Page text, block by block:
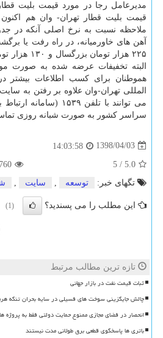
مدیرعامل رجا در مورد قیمت بلیت
قیمت بلیت قطار تهران- وان هم اكنون
ملاحظه نسبت به نرخ اصلی آنكه در
آهن های خاورمیانه، در راه رفت یا
۲۲۵ هزار
البته تخفیفات عرضه شده به صورت
هموطنان برای كسب اطلاعات بیشتر
می توانند با تلفن ۱۵۳۹
سراسر كشور به صورت شبانه روزی
1398/04/03
14:03:58
5.0
/
5
تگهای خبر:
توسعه , سایت ,
این مطلب را می پسندید؟ (1)
تازه ترین مطالب مرتبط
ثبات قیمت نفت در بازار جهانی
چالش جایگزینی سوخت های فسیلی در سایه بحران تنگه
انحصار در فضای مجازی ممنوع حمایت دولتی فقط به پروژه
باتری ها پاسخگوی قطعی برق طولانی مدت نیستند